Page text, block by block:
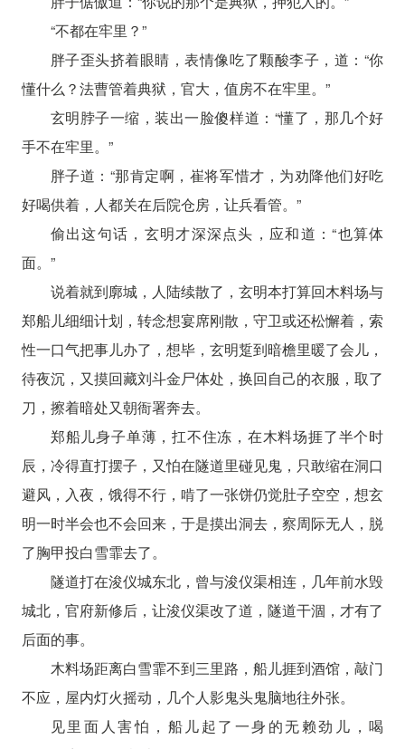
“不都在牢里？”
胖子歪头挤着眼睛，表情像吃了颗酸李子，道：“你
懂什么？法曹管着典狱，官大，值房不在牢里。”
玄明脖子一缩，装出一脸傻样道：“懂了，那几个好
手不在牢里。”
胖子道：“那肯定啊，崔将军惜才，为劝降他们好吃
好喝供着，人都关在后院仓房，让兵看管。”
偷出这句话，玄明才深深点头，应和道：“也算体
面。”
说着就到廓城，人陆续散了，玄明本打算回木料场与
郑船儿细细计划，转念想宴席刚散，守卫或还松懈着，索
性一口气把事儿办了，想毕，玄明踅到暗檐里暖了会儿，
待夜沉，又摸回藏刘斗金尸体处，换回自己的衣服，取了
刀，擦着暗处又朝衙署奔去。
郑船儿身子单薄，扛不住冻，在木料场捱了半个时
辰，冷得直打摆子，又怕在隧道里碰见鬼，只敢缩在洞口
避风，入夜，饿得不行，啃了一张饼仍觉肚子空空，想玄
明一时半会也不会回来，于是摸出洞去，察周际无人，脱
了胸甲投白雪霏去了。
隧道打在浚仪城东北，曾与浚仪渠相连，几年前水毁
城北，官府新修后，让浚仪渠改了道，隧道干涸，才有了
后面的事。
木料场距离白雪霏不到三里路，船儿捱到酒馆，敲门
不应，屋内灯火摇动，几个人影鬼头鬼脑地往外张。
见里面人害怕，船儿起了一身的无赖劲儿，喝